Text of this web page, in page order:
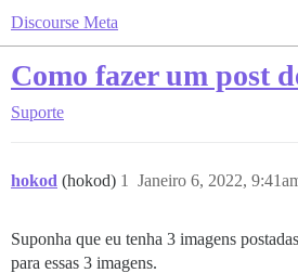
Discourse Meta
Como fazer um post
Suporte
hokod (hokod) Janeiro 6, 2022,
1
Suponha que eu tenha 3 imagens
para essas 3 imagens.